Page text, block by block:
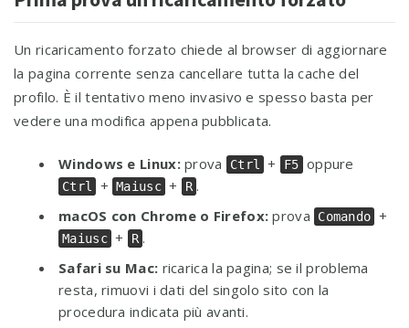
Un ricaricamento forzato chiede al browser di aggiornare
la pagina corrente senza cancellare tutta la cache del
profilo. È il tentativo meno invasivo e spesso basta per
vedere una modifica appena pubblicata.
Windows e Linux:prova Ctrl + F5 oppure
Ctrl + Maiusc + R .
macOS con Chrome o Firefox: prova Comando +
Maiusc + R .
Safari su Mac: ricarica la pagina; se il problema
resta, rimuovi i dati del singolo sito con la
procedura indicata più avanti.